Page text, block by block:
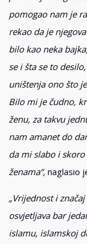
pomogao nam je
rekao da je
bilo kao neka
se i šta se to
uništenja ono što
Bilo mi je čudno,
ženu, za takvu
nam amanet do
da mi slabo i
ženama“, naglasio
„Vrijednost i
osvjetljava bar
islamu, islamskoj